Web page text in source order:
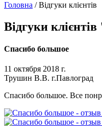
Головна /Відгуки клієнтів
Відгуки
Спасибо большое
11 октября 2018 г.
Трушин В.В. г.Павлоград
Спасибо большое. Все